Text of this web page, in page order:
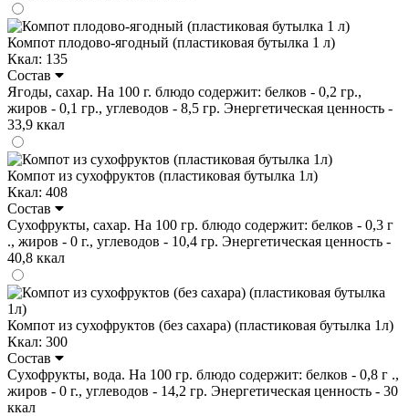
Компот плодово-ягодный (пластиковая бутылка 1 л)
Ккал: 135
Состав
Ягоды, сахар. На 100 г. блюдо содержит: белков - 0,2 гр.,
жиров - 0,1 гр., углеводов - 8,5 гр. Энергетическая ценность -
33,9 ккал
Компот из сухофруктов (пластиковая бутылка 1л)
Ккал: 408
Состав
Сухофрукты, сахар. На 100 гр. блюдо содержит: белков - 0,3 г
., жиров - 0 г., углеводов - 10,4 гр. Энергетическая ценность -
40,8 ккал
Компот из сухофруктов (без сахара) (пластиковая бутылка 1л)
Ккал: 300
Состав
Сухофрукты, вода. На 100 гр. блюдо содержит: белков - 0,8 г .,
жиров - 0 г., углеводов - 14,2 гр. Энергетическая ценность - 30
ккал